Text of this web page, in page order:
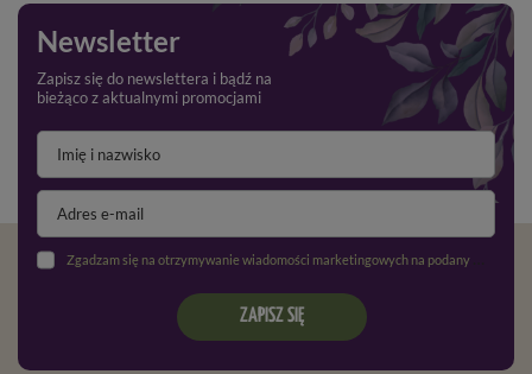
Newsletter
Zapisz się do newslettera i bądź na
bieżąco z aktualnymi promocjami
Zgadzam się na otrzymywanie wiadomości marketingowych na podany adres e-mail oraz przetwarzanie danych osobowych zgodnie z
ZAPISZ SIĘ